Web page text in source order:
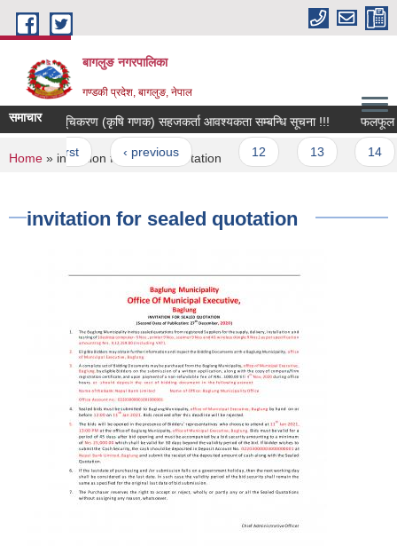
Skip to main content
बागलुङ नगरपालिका
गण्डकी प्रदेश, बागलुङ, नेपाल
समाचार
किसान सूचिकरण (कृषि गणक) सहजकर्ता आवश्यकता सम्बन्धि सूचना !!! फलफूल
Pages
« first ‹ previous …
You are here
Home » invitation for sealed quotation
invitation for sealed quotation